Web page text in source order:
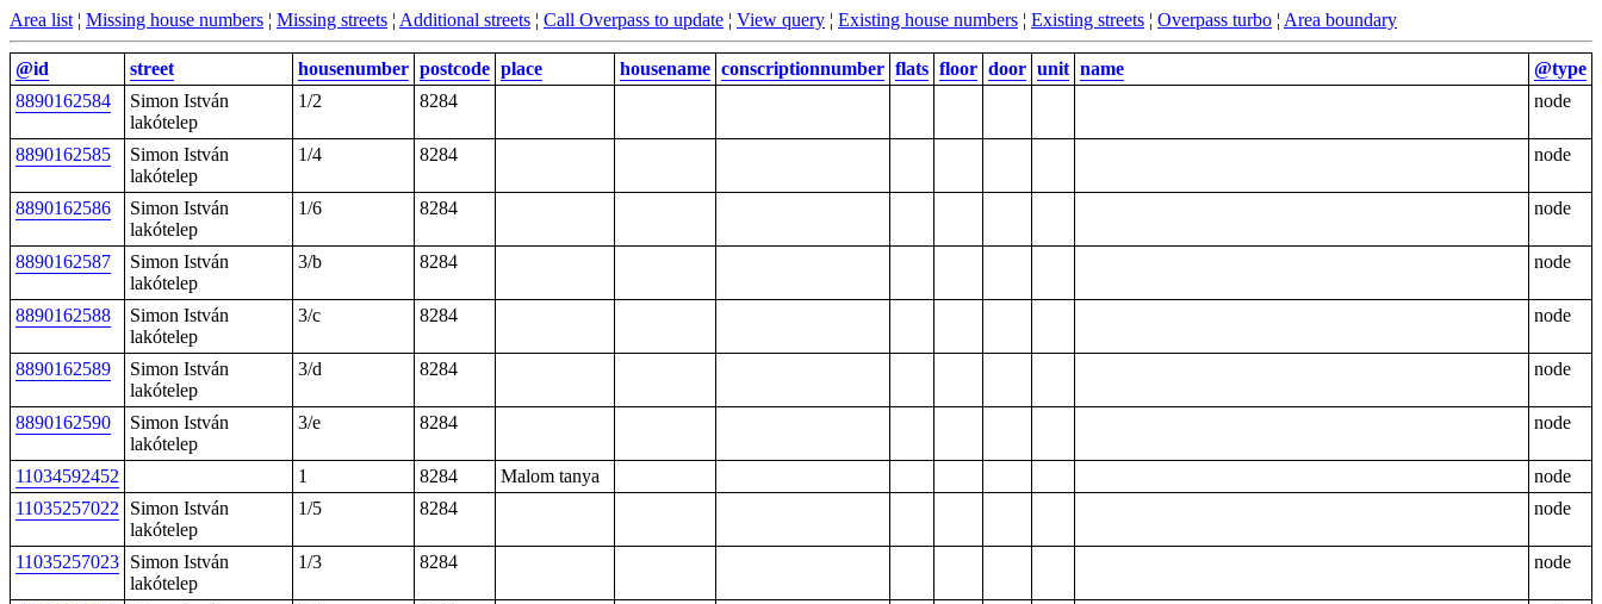
Area list ¦ Missing house numbers ¦ Missing streets ¦ Additional streets ¦ Call Overpass to update ¦ View query ¦ Existing house numbers ¦ Existing streets ¦ Overpass turbo ¦ Area boundary
@id street housenumber postcode place housename conscriptionnumber flats floor door unit name
@type
8890162584
Simon István
lakótelep
1/2 8284 node
8890162585
Simon István
lakótelep
1/4 8284 node
8890162586
Simon István
lakótelep
1/6 8284 node
8890162587
Simon István
lakótelep
3/b 8284 node
8890162588
Simon István
lakótelep
3/c 8284 node
8890162589
Simon István
lakótelep
3/d 8284 node
8890162590
Simon István
lakótelep
3/e 8284 node
11034592452 1 8284 Malom tanya
node
11035257022
Simon István
lakótelep
1/5 8284 node
11035257023 Simon István
lakótelep
1/3 8284 node